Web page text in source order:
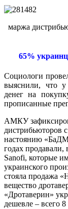
маржа
65%
Социологи
выяснили, что
денег на
прописанные
АМКУ
дистрибьюторов
настоянию
годах продавали,
Sanofi, которые
украинского
стояла продажа
вещество
«Дротаверин»
дешевле – всего 8